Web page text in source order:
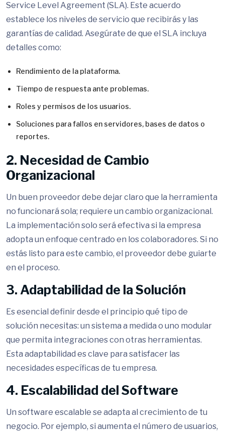
Service Level Agreement (SLA). Este acuerdo
establece los niveles de servicio que recibirás y las
garantías de calidad. Asegúrate de que el SLA incluya
detalles como:
Rendimiento de la plataforma.
Tiempo de respuesta ante problemas.
Roles y permisos de los usuarios.
Soluciones para fallos en servidores, bases de datos o
reportes.
2. Necesidad de Cambio
Organizacional
Un buen proveedor debe dejar claro que la herramienta
no funcionará sola; requiere un cambio organizacional.
La implementación solo será efectiva si la empresa
adopta un enfoque centrado en los colaboradores. Si no
estás listo para este cambio, el proveedor debe guiarte
en el proceso.
3. Adaptabilidad de la Solución
Es esencial definir desde el principio qué tipo de
solución necesitas: un sistema a medida o uno modular
que permita integraciones con otras herramientas.
Esta adaptabilidad es clave para satisfacer las
necesidades específicas de tu empresa.
4. Escalabilidad del Software
Un software escalable se adapta al crecimiento de tu
negocio. Por ejemplo, si aumenta el número de usuarios,